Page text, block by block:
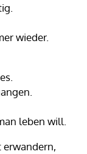
wieder.
leben will.
erwandern,